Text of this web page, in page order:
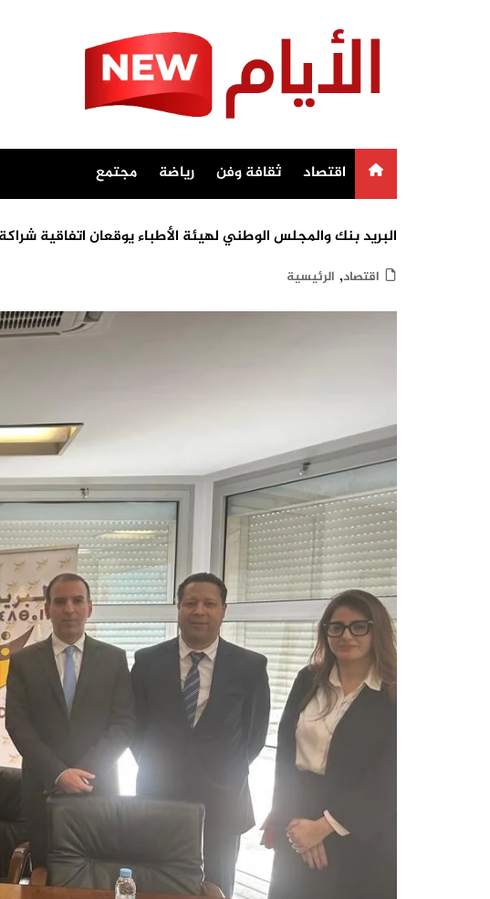
اقتصاد ثقافة وفن رياضة مجتمع
البريد بنك والمجلس الوطني لهيئة الأطباء يوقعان اتفاقية شراكة
اقتصاد, الرئيسية